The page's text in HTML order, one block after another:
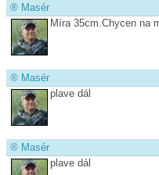
® Masér
Míra 35cm.Chycen na
® Masér
plave dál
® Masér
plave dál